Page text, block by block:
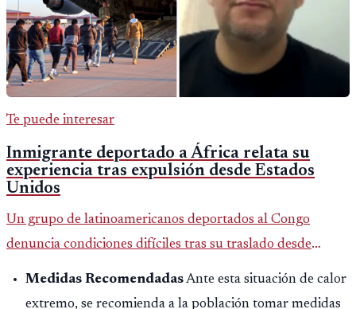
Te puede interesar
Inmigrante deportado a África relata su
experiencia tras expulsión desde Estados
Unidos
Un grupo de latinoamericanos deportados al Congo
denuncia condiciones difíciles tras su traslado desde
EE.UU. Jorge Cubillos relata su experiencia y el impacto
psicológico de llegar a África.
Medidas RecomendadasAnte esta situación de calor
extremo, se recomienda a la población tomar medidas